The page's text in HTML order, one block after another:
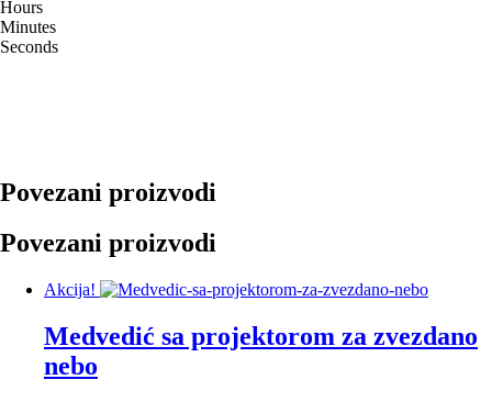
Hours
Minutes
Seconds
Povezani proizvodi
Povezani proizvodi
Akcija!
Medvedić sa projektorom za zvezdano
nebo